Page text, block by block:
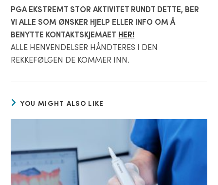
PGA EKSTREMT STOR AKTIVITET RUNDT DETTE, BER
VI ALLE SOM ØNSKER HJELP ELLER INFO OM Å
BENYTTE KONTAKTSKJEMAET
HER!
ALLE HENVENDELSER HÅNDTERES I DEN
REKKEFØLGEN DE KOMMER INN.
YOU MIGHT ALSO LIKE